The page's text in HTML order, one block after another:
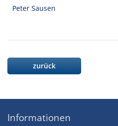
Peter Sausen
zurück
Informationen